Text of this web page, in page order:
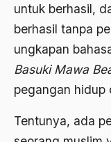
untuk berhasil,
berhasil tanpa
ungkapan
Basuki Mawa
pegangan hidup
Tentunya, ada
Al-Ikhwanu Al-
al-Khalil Ibnu
Al-Maududi
Al-qua'an dan